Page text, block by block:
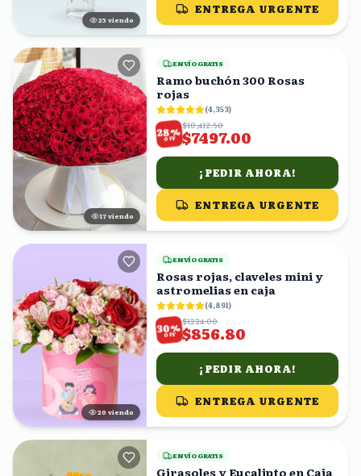
24 viendo
ENTREGA URGENTE
18 viendo
ENVÍO GRATIS
Ramo buchón 300 Rosas
rojas
(4,353)
28%
OFF
$10,412.50
$7497.00
¡PEDIR AHORA!
ENTREGA URGENTE
19 viendo
ENVÍO GRATIS
Rosas rojas, claveles mini y
astromelias en caja
(4,891)
30%
OFF
$1224.00
$856.80
¡PEDIR AHORA!
ENTREGA URGENTE
ENVÍO GRATIS
Girasoles y Eucalipto en Caja